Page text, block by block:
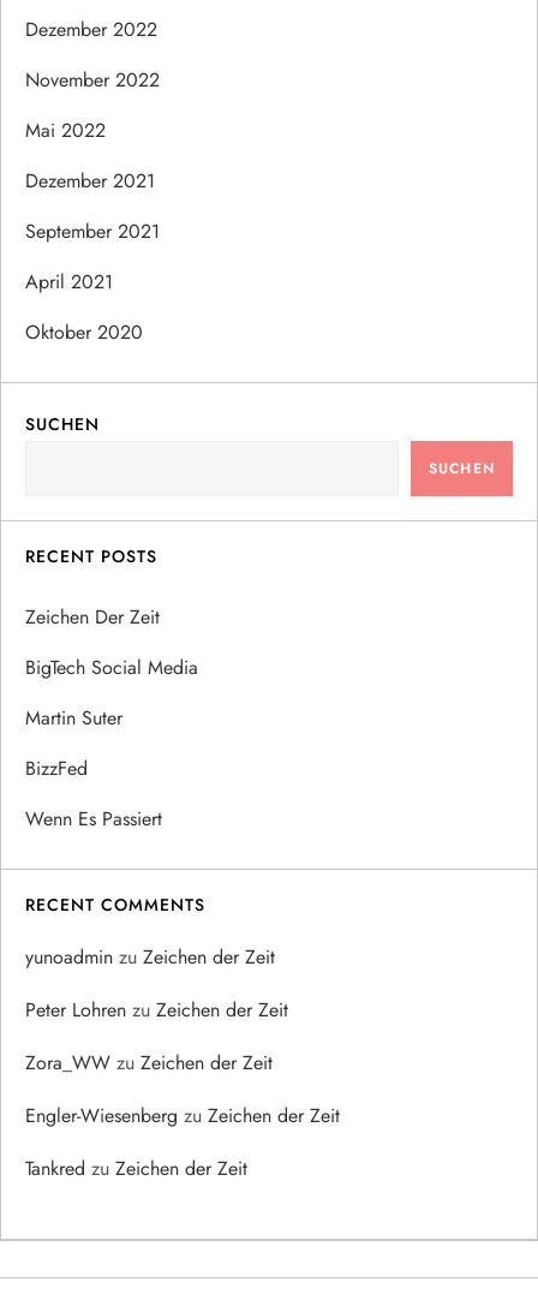
Dezember 2022
November 2022
Mai 2022
Dezember 2021
September 2021
April 2021
Oktober 2020
SUCHEN
SUCHEN
RECENT POSTS
Zeichen Der Zeit
BigTech Social Media
Martin Suter
BizzFed
Wenn Es Passiert
RECENT COMMENTS
yunoadmin zu Zeichen der Zeit
Peter Lohren zu Zeichen der Zeit
Zora_WW zu Zeichen der Zeit
Engler-Wiesenberg zu Zeichen der Zeit
Tankred zu Zeichen der Zeit